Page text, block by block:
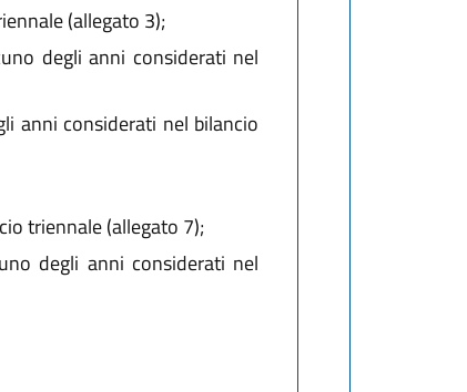
(allegato 3);
degli anni considerati nel
anni considerati nel bilancio
triennale (allegato 7);
degli anni considerati nel